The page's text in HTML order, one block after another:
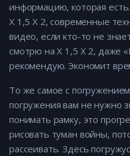
информацию, которая
Х 1,5 Х 2, современные
видео, если кто-то не
смотрю на Х 1,5 Х 2, даже
рекомендую. Экономит
То же самое с
погружения вам не нужно
понимать рамку, это
рисовать туман войны,
рассеивать. Здесь